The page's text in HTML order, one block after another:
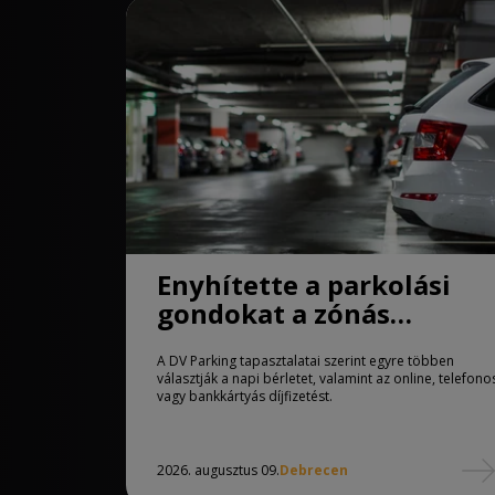
Enyhítette a parkolási
gondokat a zónás
rendszer Debrecenben
A DV Parking tapasztalatai szerint egyre többen
választják a napi bérletet, valamint az online,
vagy bankkártyás díjfizetést.
2026. augusztus 09.Debrecen